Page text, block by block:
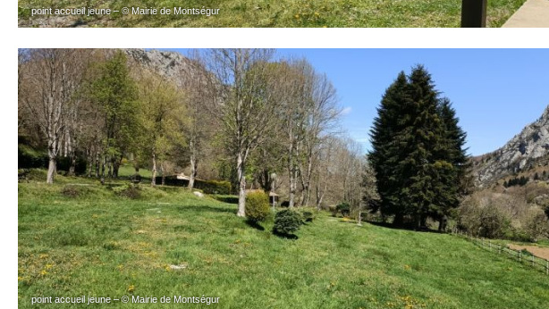
point accueil jeune – © Mairie de Montségur
point accueil jeune – © Mairie de Montségur